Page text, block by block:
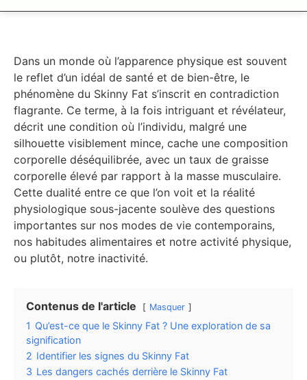
Dans un monde où l’apparence physique est souvent
le reflet d’un idéal de santé et de bien-être, le
phénomène du Skinny Fat s’inscrit en contradiction
flagrante. Ce terme, à la fois intriguant et révélateur,
décrit une condition où l’individu, malgré une
silhouette visiblement mince, cache une composition
corporelle déséquilibrée, avec un taux de graisse
corporelle élevé par rapport à la masse musculaire.
Cette dualité entre ce que l’on voit et la réalité
physiologique sous-jacente soulève des questions
importantes sur nos modes de vie contemporains,
nos habitudes alimentaires et notre activité physique,
ou plutôt, notre inactivité.
Contenus de l'article Masquer
1 Qu’est-ce que le Skinny Fat ? Une exploration de sa
signification
2 Identifier les signes du Skinny Fat
3 Les dangers cachés derrière le Skinny Fat